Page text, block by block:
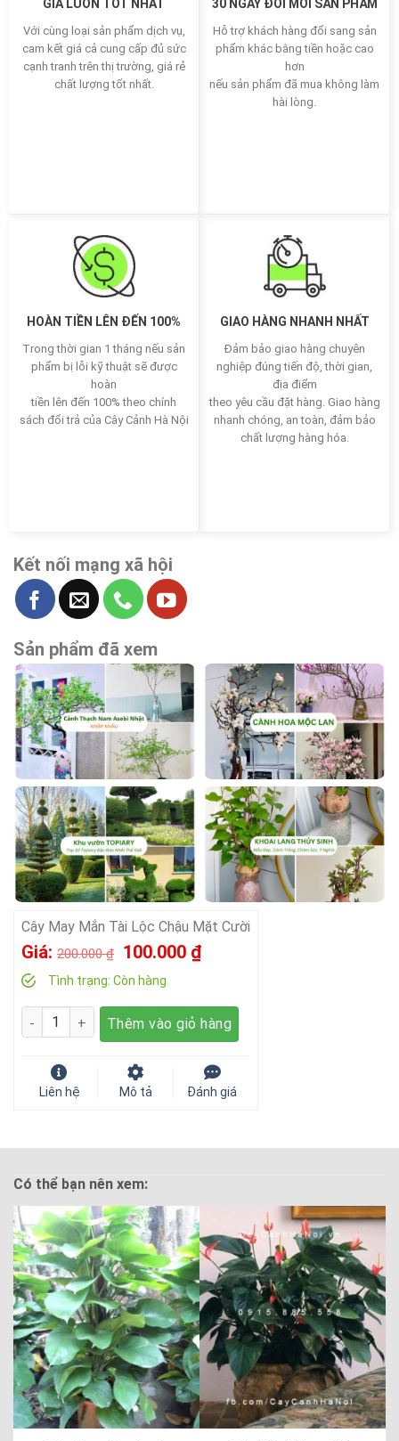
GIÁ LUÔN TỐT NHẤT
Với cùng loại sản phẩm dịch vụ,
cam kết giá cả cung cấp đủ sức
cạnh tranh trên thị trường, giá rẻ
chất lượng tốt nhất.
30 NGÀY ĐỔI MỚI SẢN PHẨM
Hỗ trợ khách hàng đổi sang sản
phẩm khác bằng tiền hoặc cao
hơn
nếu sản phẩm đã mua không làm
hài lòng.
HOÀN TIỀN LÊN ĐẾN 100%
Trong thời gian 1 tháng nếu sản
phẩm bị lỗi kỹ thuật sẽ được
hoàn
tiền lên đến 100% theo chính
sách đổi trả của Cây Cảnh Hà Nội
GIAO HÀNG NHANH NHẤT
Đảm bảo giao hàng chuyên
nghiệp đúng tiến độ, thời gian,
địa điểm
theo yêu cầu đặt hàng. Giao hàng
nhanh chóng, an toàn, đảm bảo
chất lượng hàng hóa.
Kết nối mạng xã hội
Sản phẩm đã xem
Cây May Mắn Tài Lộc Chậu Mặt Cười
Giá: 200.000₫
Giá
gốc
là:
200.000 ₫.
100.000 ₫Giá
tại
100.000 ₫.
Tình trạng: Còn hàng
Số lượng Thêm vào giỏ hàng
Liên hệ Mô tả Đánh giá
Có thể bạn nên xem: